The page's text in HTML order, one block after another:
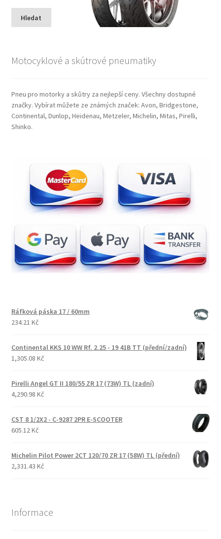
Hledat
Motocyklové a skútrové pneumatiky
Pneu pro motorky a skůtry za nejlepší ceny. Všechny dostupné
značky. Vybírat můžete ze známých značek: Avon, Bridgestone,
Continental, Dunlop, Heidenau, Metzeler, Michelin, Mitas, Pirelli,
Shinko.
Ráfková páska 17 / 60mm
234.21 Kč
Continental KKS 10 WW Rf. 2.25 - 19 41B TT (přední/zadní)
1,305.08 Kč
Pirelli Angel GT II 180/55 ZR 17 (73W) TL (zadní)
4,290.98 Kč
CST 8 1/2X2 - C-9287 2PR E-SCOOTER
605.12 Kč
Michelin Pilot Power 2CT 120/70 ZR 17 (58W) TL (přední)
2,331.43 Kč
Informace